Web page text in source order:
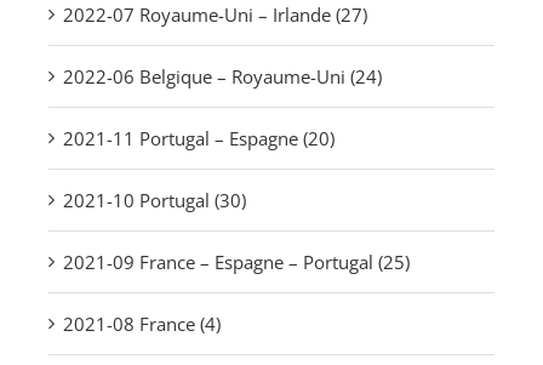
2022-07 Royaume-Uni – Irlande (27)
2022-06 Belgique – Royaume-Uni (24)
2021-11 Portugal – Espagne (20)
2021-10 Portugal (30)
2021-09 France – Espagne – Portugal (25)
2021-08 France (4)